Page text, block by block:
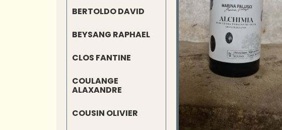
BERTOLDO DAVID
BEYSANG RAPHAEL
CLOS FANTINE
COULANGE
ALAXANDRE
COUSIN OLIVIER